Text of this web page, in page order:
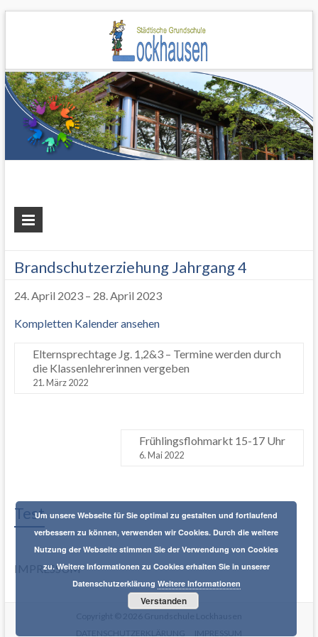
Brandschutzerziehung Jahrgang 4
24. April 2023 – 28. April 2023
Kompletten Kalender ansehen
Elternsprechtage Jg. 1,2&3 – Termine werden durch
die Klassenlehrerinnen vergeben
21. März 2022
Frühlingsflohmarkt 15-17 Uhr
6. Mai 2022
Test
IMPRESSUM
Um unsere Webseite für Sie optimal zu gestalten und fortlaufend
verbessern zu können, verwenden wir Cookies. Durch die weitere
Nutzung der Webseite stimmen Sie der Verwendung von Cookies
zu. Weitere Informationen zu Cookies erhalten Sie in unserer
Datenschutzerklärung Weitere Informationen
Verstanden